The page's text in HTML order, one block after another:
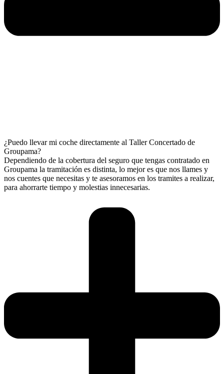
¿Puedo llevar mi coche directamente al Taller Concertado de
Groupama?
Dependiendo de la cobertura del seguro que tengas contratado en
Groupama la tramitación es distinta, lo mejor es que nos llames y
nos cuentes que necesitas y te asesoramos en los tramites a realizar,
para ahorrarte tiempo y molestias innecesarias.